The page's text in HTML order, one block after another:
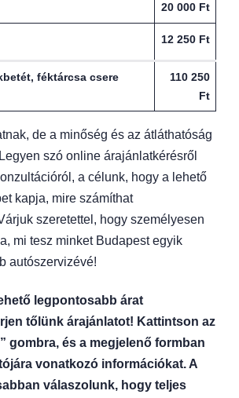
20 000 Ft
12 250 Ft
féktárcsa csere
110 250
Ft
de a minőség és az átláthatóság
szó online árajánlatkérésről
a célunk, hogy a lehető
kapja, mire számíthat
szeretettel, hogy személyesen
mi tesz minket Budapest egyik
autószervizévé!
legpontosabb árat
tőlünk árajánlatot! Kattintson az
gombra, és a megjelenő formban
vonatkozó információkat. A
válaszolunk, hogy teljes